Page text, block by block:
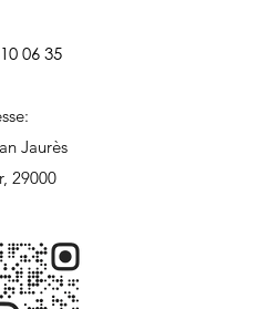
06 35
Jaurès
29000